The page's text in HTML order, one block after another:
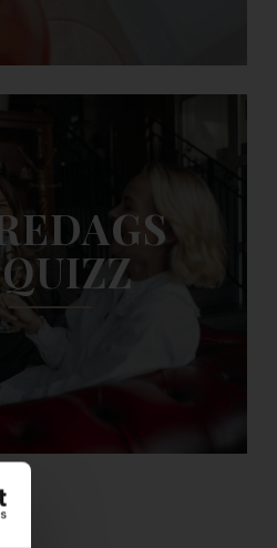
QUIZZ